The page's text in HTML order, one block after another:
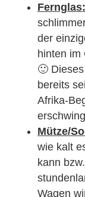
Fernglas:
der
hinten im
🙂 Dieses
bereits
Afrika-
Mütze/
wie kalt
kann
Wagen